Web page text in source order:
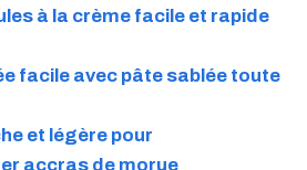
à la crème facile et rapide
facile avec pâte sablée toute
et légère pour
accras de morue